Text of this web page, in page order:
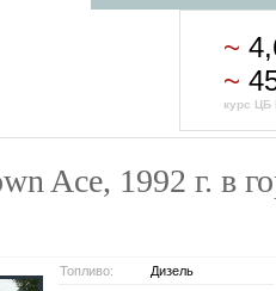
~
~
курс ЦБ
Ace, 1992 г. в
Топливо: Дизель